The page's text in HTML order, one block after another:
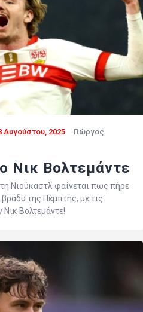
Αυγούστου, 2025
Γιώργος
Νικ Βολτεμάντε
Νιούκαστλ φαίνεται πως πήρε
της Πέμπτης, με τις
Βολτεμάντε!